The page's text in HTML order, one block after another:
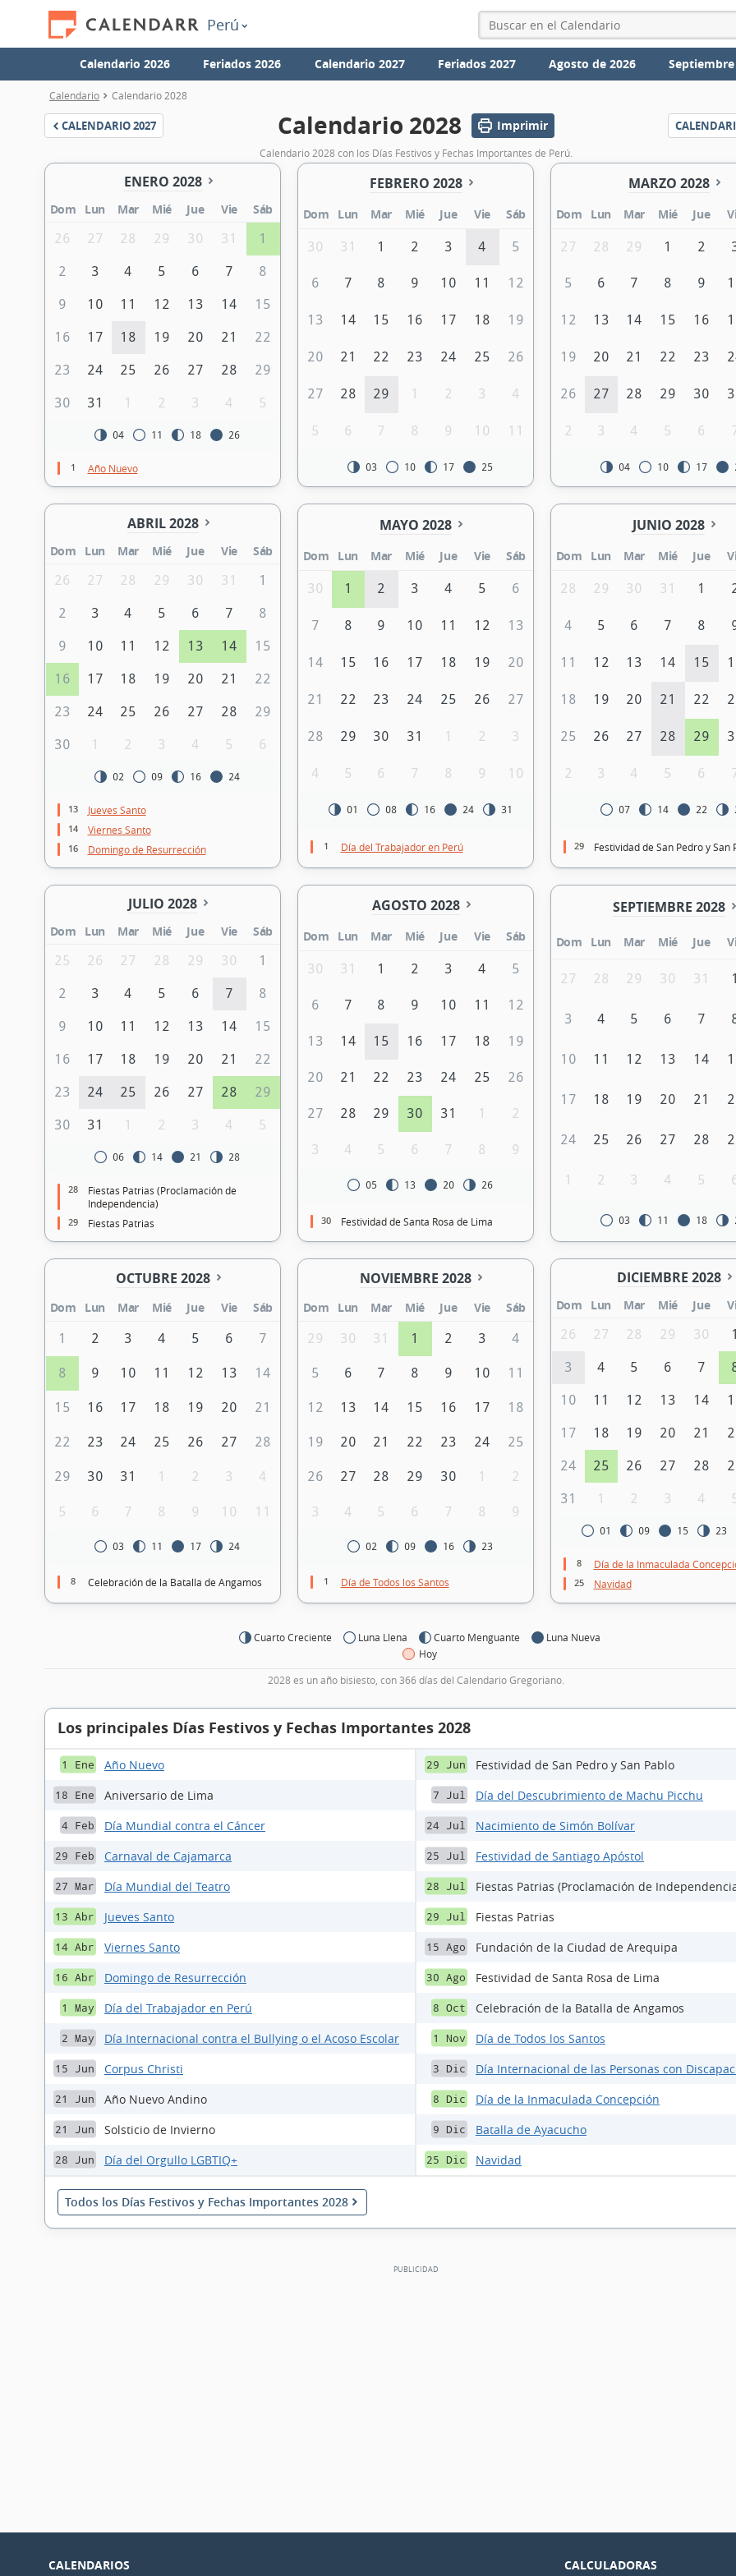
Perú
Calendario 2026 Feriados 2026 Calendario 2027 Feriados 2027 Agosto de 2026
Calendario Calendario 2028
CALENDARIO2027 Calendario 2028 Imprimir
Calendario 2028 con los Días Festivos y Fechas Importantes de Perú.
ENERO 2028
Dom Lun Mar Mié Jue Vie
Sáb
26
27 28 29 30 31 1
2 3 4 5 6 7 8
9 10 11 12 13 14 15
16 17 18 19 20 21 22
23 24 25 26 27 28 29
30 31 1 2 3 4 5
04 11 18 26
1 Año Nuevo
FEBRERO 2028
Dom Lun Mar Mié Jue Vie Sáb
30 31 1 2 3 4 5
6 7 8 9 10 11 12
13 14 15 16 17 18 19
20 21 22 23 24 25 26
27 28 29 1 2 3 4
5 6 7 8 9 10 11
03 10 17 25
MARZO 2028
Dom Lun Mar Mié Jue
27 28 29 1 2
5 6 7 8 9
12 13 14 15 16
19 20 21 22 23
26 27 28 29 30
2 3 4 5 6
04 10 17
ABRIL 2028
Dom Lun Mar Mié Jue Vie
Sáb
26
27 28 29 30 31 1
2 3 4 5 6 7 8
9 10 11 12 13 14 15
16 17 18 19 20 21 22
23 24 25 26 27 28 29
30 1 2 3 4 5 6
02 09 16 24
13 Jueves Santo
14 Viernes Santo
16 Domingo de Resurrección
MAYO 2028
Dom Lun Mar Mié Jue Vie Sáb
30 1 2 3 4 5 6
7 8 9 10 11 12 13
14 15 16 17 18 19 20
21 22 23 24 25 26 27
28 29 30 31 1 2 3
4 5 6 7 8 9 10
01 08 16 24 31
1 Día del Trabajador en Perú
JUNIO 2028
Dom Lun Mar Mié Jue
28 29 30 31 1
4 5 6 7 8
11 12 13 14 15
18 19 20 21 22
25 26 27 28 29
2 3 4 5 6
07 14 22
29 Festividad de San Pedro y San
JULIO 2028
Dom Lun Mar Mié Jue Vie
Sáb
25
26 27 28 29 30 1
2 3 4 5 6 7 8
9 10 11 12 13 14 15
16 17 18 19 20 21 22
23 24 25 26 27 28 29
30 31 1 2 3 4 5
06 14 21 28
28
Fiestas Patrias (Proclamación de
Independencia)
29 Fiestas Patrias
AGOSTO 2028
Dom Lun Mar Mié Jue Vie Sáb
30 31 1 2 3 4 5
6 7 8 9 10 11 12
13 14 15 16 17 18 19
20 21 22 23 24 25 26
27 28 29 30 31 1 2
3 4 5 6 7 8 9
05 13 20 26
30 Festividad de Santa Rosa de Lima
SEPTIEMBRE 2028
Dom Lun Mar Mié Jue
27 28 29 30 31 1
3 4 5 6 7
10 11 12 13 14
17 18 19 20 21
24 25 26 27 28
1 2 3 4 5
03 11 18
OCTUBRE 2028
Dom Lun Mar Mié Jue Vie
Sáb
1
2 3 4 5 6 7
8 9 10 11 12 13 14
15 16 17 18 19 20 21
22 23 24 25 26 27 28
29 30 31 1 2 3 4
5 6 7 8 9 10 11
03 11 17 24
8 Celebración de la Batalla de Angamos
NOVIEMBRE 2028
Dom Lun Mar Mié Jue Vie
Sáb
29
30 31 1 2 3 4
5 6 7 8 9 10 11
12 13 14 15 16 17 18
19 20 21 22 23 24 25
26 27 28 29 30 1 2
3 4 5 6 7 8 9
02 09 16 23
1 Día de Todos los Santos
DICIEMBRE 2028
Dom Lun Mar Mié Jue
26
27 28 29 30 1
3 4 5 6 7
10 11 12 13 14
17 18 19 20 21
24 25 26 27 28
31 1 2 3 4
01 09 15 23
8 Día de la Inmaculada
25 Navidad
Cuarto Creciente Luna Llena Cuarto Menguante
Luna Nueva
Hoy
2028 es un año bisiesto, con 366 días del Calendario Gregoriano.
Los principales Días Festivos y Fechas Importantes 2028
1 Ene Año Nuevo
18 Ene Aniversario de Lima
4 Feb Día Mundial contra el Cáncer
29 Feb Carnaval de Cajamarca
27 Mar Día Mundial del Teatro
13 Abr Jueves Santo
14 Abr Viernes Santo
16 Abr Domingo de Resurrección
1 May Día del Trabajador en Perú
2 May Día Internacional contra el Bullying o el Acoso Escolar
15 Jun Corpus Christi
21 Jun Año Nuevo Andino
21 Jun Solsticio de Invierno
28 Jun Día del Orgullo LGBTIQ+
29 Jun Festividad de San Pedro y San Pablo
7 Jul Día del Descubrimiento de Machu Picchu
24 Jul Nacimiento de Simón Bolívar
25 Jul Festividad de Santiago Apóstol
28 Jul Fiestas Patrias (Proclamación de
29 Jul Fiestas Patrias
15 Ago Fundación de la Ciudad de Arequipa
30 Ago Festividad de Santa Rosa de Lima
8 Oct Celebración de la Batalla de Angamos
1 Nov Día de Todos los Santos
3 Dic Día Internacional de las Personas con
8 Dic Día de la Inmaculada Concepción
9 Dic Batalla de Ayacucho
25 Dic Navidad
Todos los Días Festivos y Fechas Importantes 2028
CALENDARIOS CALCULADORAS